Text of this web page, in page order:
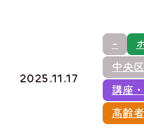
2025.11.17
-
中央
講座
高齢者